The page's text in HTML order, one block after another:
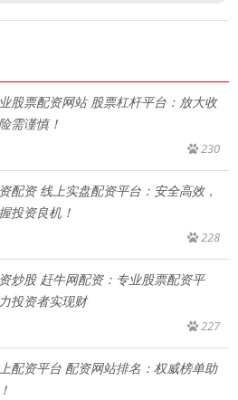
股票配资网站 股票杠杆平台：放大收
需谨慎！
230
配资 线上实盘配资平台：安全高效，
投资良机！
228
炒股 赶牛网配资：专业股票配资平
投资者实现财
227
配资平台 配资网站排名：权威榜单助